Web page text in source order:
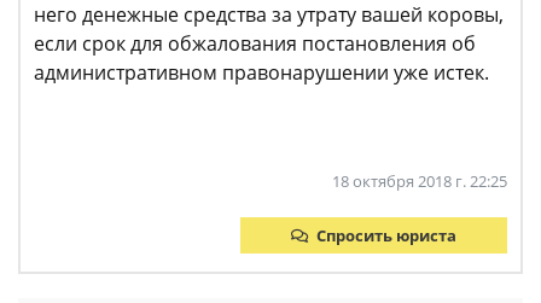
него денежные средства за утрату вашей коровы,
если срок для обжалования постановления об
административном правонарушении уже истек.
18 октября 2018 г. 22:25
Спросить юриста